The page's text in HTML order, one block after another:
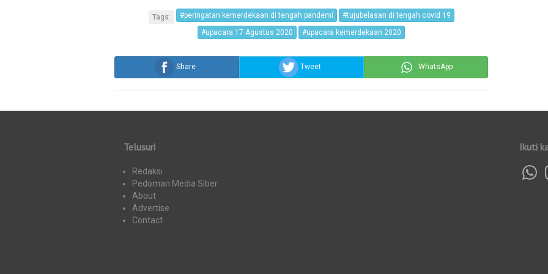
Tags: #peringatan kemerdekaan di tengah pandemi
#tujubelasan di tengah covid 19
#upacara 17 Agustus 2020
#upacara kemerdekaan 2020
Share Tweet WhatsApp
Telusuri
Redaksi
Pedoman Media Siber
About
Advertise
Contact
Ikuti